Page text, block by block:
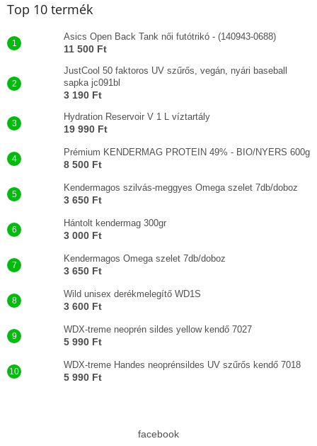
Top 10 termék
Asics Open Back Tank női futótrikó - (140943-0688)
11 500 Ft
JustCool 50 faktoros UV szűrős, vegán, nyári baseball
sapka jc091bl
3 190 Ft
Hydration Reservoir V 1 L víztartály
19 990 Ft
Prémium KENDERMAG PROTEIN 49% - BIO/NYERS 600g
8 500 Ft
Kendermagos szilvás-meggyes Omega szelet 7db/doboz
3 650 Ft
Hántolt kendermag 300gr
3 000 Ft
Kendermagos Omega szelet 7db/doboz
3 650 Ft
Wild unisex derékmelegítő WD1S
3 600 Ft
WDX-treme neoprén sildes yellow kendő 7027
5 990 Ft
WDX-treme Handes neoprénsildes UV szűrős kendő 7018
5 990 Ft
facebook